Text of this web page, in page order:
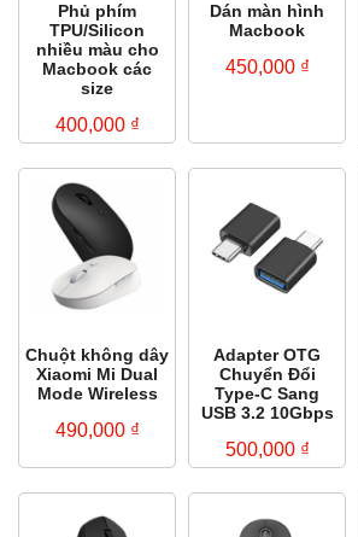
Phủ phím
TPU/Silicon
nhiều màu cho
Macbook các
size
400,000 ₫
Dán màn hình
Macbook
450,000 ₫
Chuột không dây
Xiaomi Mi Dual
Mode Wireless
490,000 ₫
Adapter OTG
Chuyển Đổi
Type-C Sang
USB 3.2 10Gbps
500,000 ₫